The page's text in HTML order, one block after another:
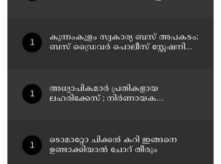
കുന്നംകുളം സ്വകാര്യ ബസ് അപകടം:
ബസ് ഡ്രൈവർ പൊലീസ് സ്റ്റേഷനിൽ
അധ്യാപികമാര്‍ പ്രതികളായ
ലഹരിക്കേസ് ; നിർണായക
ടൊമാറ്റോ ചിക്കൻ കറി ഇങ്ങനെ
ഉണ്ടാക്കിയാൽ ചോറ് തീരും